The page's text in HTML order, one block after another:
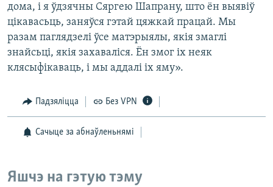
дома, і я ўдзячны Сяргею Шапрану, што ён выявіў
цікавасьць, заняўся гэтай цяжкай працай. Мы
разам паглядзелі ўсе матэрыялы, якія змаглі
знайсьці, якія захаваліся. Ён змог іх неяк
клясыфікаваць, і мы аддалі іх яму».
Падзяліцца Без VPN
Сачыце за абнаўленьнямі
Яшчэ на гэтую тэму